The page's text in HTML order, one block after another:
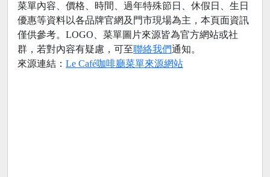
菜單內容、價格、時間、過年特殊節日、休假日、生日
優惠等資料以各品牌官網及門市現場為主，本頁面資訊
僅供參考。LOGO、菜單圖片來源皆為官方網站或社
群，若對內容有疑慮，可至聯絡我們通知。
來源連結： Le Café咖啡廳菜單來源網站